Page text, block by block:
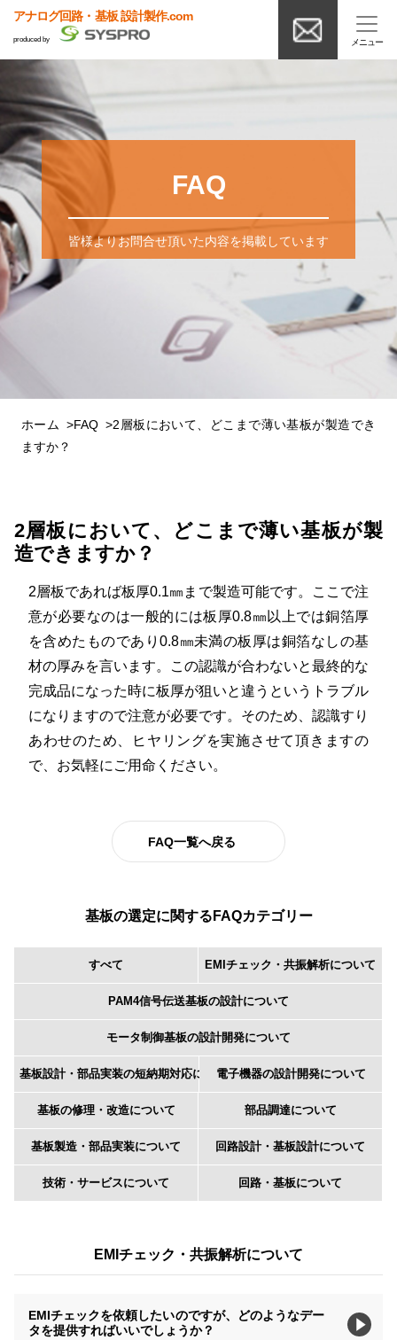
アナログ回路・基板 設計製作.com
produced by
FAQ
皆様よりお問合せ頂いた内容を掲載しています
ホーム FAQ
2層板において、どこまで薄い基板が製造でき
ますか？
2層板において、どこまで薄い基板が製
造できますか？
2層板であれば板厚0.1㎜まで製造可能です。ここで注
意が必要なのは一般的には板厚0.8㎜以上では銅箔厚
を含めたものであり0.8㎜未満の板厚は銅箔なしの基
材の厚みを言います。この認識が合わないと最終的な
完成品になった時に板厚が狙いと違うというトラブル
になりますので注意が必要です。そのため、認識すり
あわせのため、ヒヤリングを実施させて頂きますの
で、お気軽にご用命ください。
FAQ一覧へ戻る
基板の選定に関するFAQカテゴリー
すべて EMIチェック・共振解析について
PAM4信号伝送基板の設計について
モータ制御基板の設計開発について
基板設計・部品実装の短納期対応について電子機器の設計開発について
基板の修理・改造について 部品調達について
基板製造・部品実装について 回路設計・基板設計について
技術・サービスについて 回路・基板について
EMIチェック・共振解析について
EMIチェックを依頼したいのですが、どのようなデー
タを提供すればいいでしょうか？